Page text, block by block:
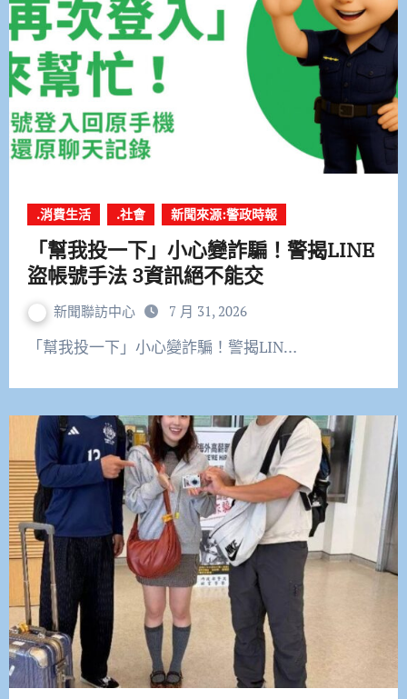
.消費生活 .社會 新聞來源:警政時報
「幫我投一下」小心變詐騙！警揭LINE
盜帳號手法 3資訊絕不能交
新聞聯訪中心 7 月 31, 2026
「幫我投一下」小心變詐騙！警揭LIN…